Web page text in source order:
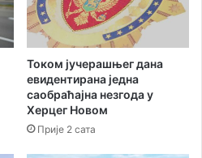
Током јучерашњег дана
евидентирана једна
саобраћајна незгода у
Херцег Новом
Прије 2 сата